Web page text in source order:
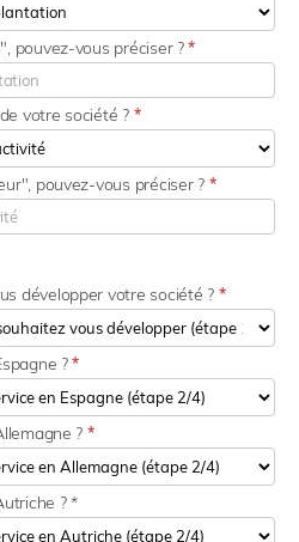
votre société ? *
pouvez-vous préciser ?*
pouvez-vous préciser ? *
développer votre société ? *
?*
? *
? *